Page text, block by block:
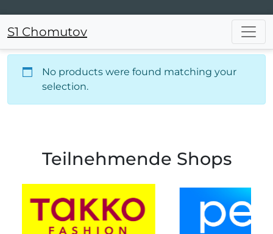
Main Navigation
S1 Chomutov
No products were found matching your
selection.
Teilnehmende Shops